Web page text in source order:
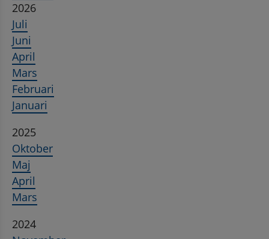
2026
Juli
Juni
April
Mars
Februari
Januari
2025
Oktober
Maj
April
Mars
2024